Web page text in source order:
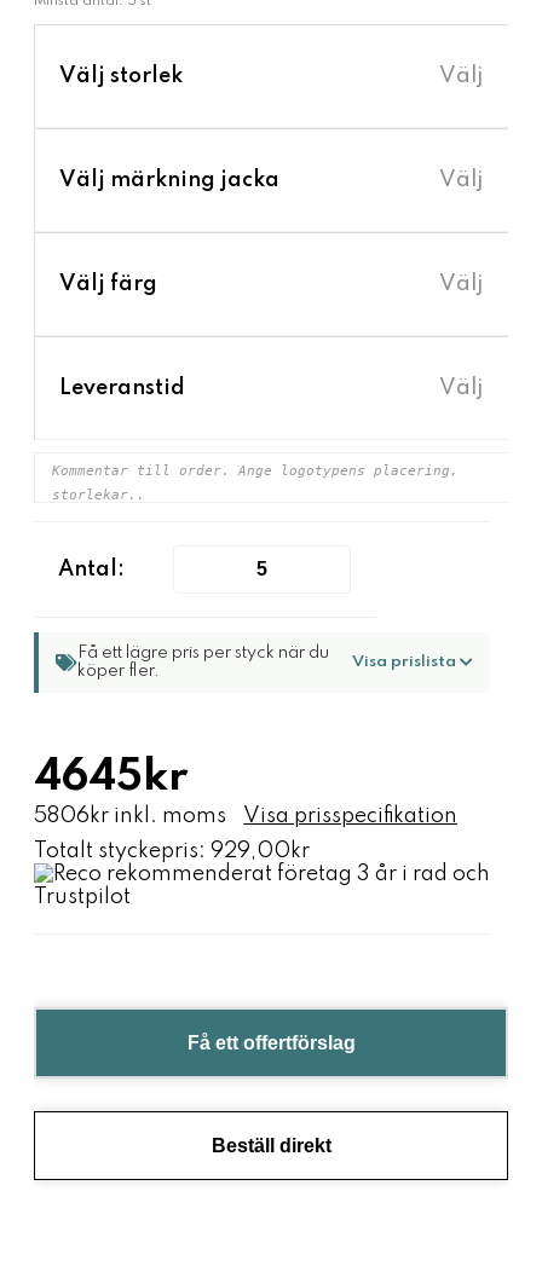
Välj storlek Välj
Välj märkning jacka Välj
Välj färg Välj
Leveranstid Välj
Antal:
Få ett lägre pris per styck när du
köper fler.
Visa prislista
4645kr
5806kr inkl. moms
Visa prisspecifikation
Totalt styckepris: 929,00kr
Få ett offertförslag
Beställ direkt